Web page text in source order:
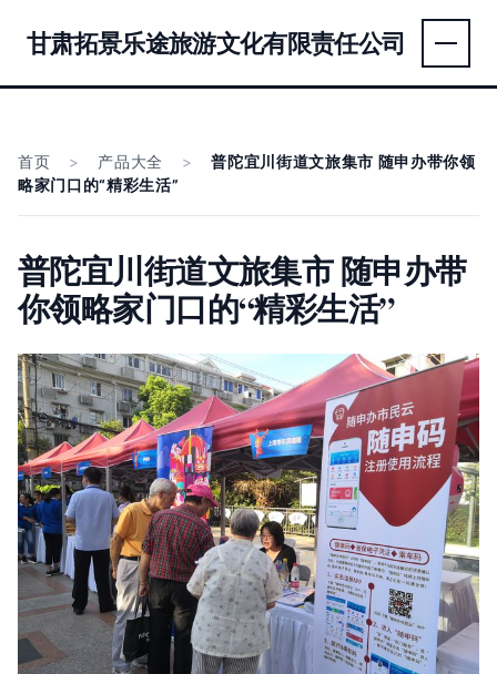
甘肃拓景乐途旅游文化有限责任公司
首页 > 产品大全 >
普陀宜川街道文旅集市 随申办带你领
略家门口的“精彩生活”
普陀宜川街道文旅集市 随申办带
你领略家门口的“精彩生活”